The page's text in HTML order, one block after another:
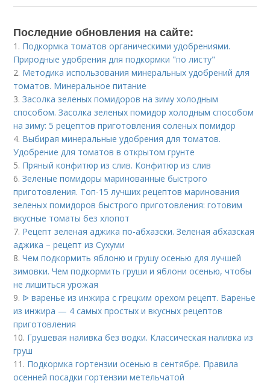
Последние обновления на сайте:
1. Подкормка томатов органическими удобрениями.
Природные удобрения для подкормки "по листу"
2. Методика использования минеральных удобрений для
томатов. Минеральное питание
3.Засолка зеленых помидоров на зиму холодным
способом. Засолка зеленых помидор холодным способом
на зиму: 5 рецептов приготовления соленых помидор
4. Выбирая минеральные удобрения для томатов.
Удобрение для томатов в открытом грунте
5. Пряный конфитюр из слив. Конфитюр из слив
6.Зеленые помидоры маринованные быстрого
приготовления. Топ-15 лучших рецептов маринования
зеленых помидоров быстрого приготовления: готовим
вкусные томаты без хлопот
7. Рецепт зеленая аджика по-абхазски. Зеленая абхазская
аджика – рецепт из Сухуми
8.Чем подкормить яблоню и грушу осенью для лучшей
зимовки. Чем подкормить груши и яблони осенью, чтобы
не лишиться урожая
9. ᐉ варенье из инжира с грецким орехом рецепт. Варенье
из инжира — 4 самых простых и вкусных рецептов
приготовления
10. Грушевая наливка без водки. Классическая наливка из
груш
11. Подкормка гортензии осенью в сентябре. Правила
осенней посадки гортензии метельчатой